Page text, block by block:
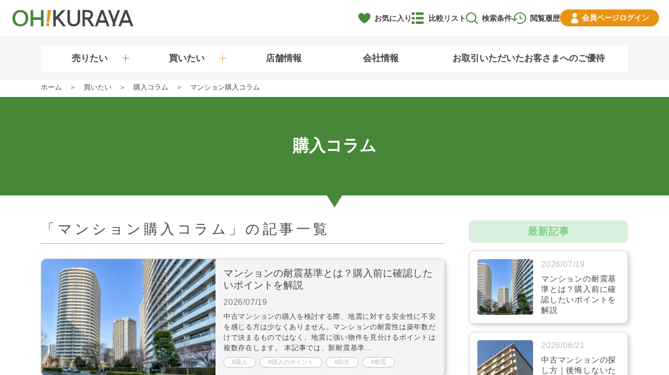
お気に入り 閲覧履歴
比較リスト 検索条件 会員ページログイン
売りたい 買いたい 店舗情報 会社情報 お取引いただいたお客さまへのご優待
ホーム 買いたい 購入コラム マンション購入コラム
購入コラム
「マンション購入コラム」の記事一覧
マンションの耐震基準とは？購入前に確認した
いポイントを解説
2026/07/19
中古マンションの購入を検討する際、地震に対する安全性に不安
を感じる方は少なくありません。マンションの耐震性は築年数だ
けで決まるものではなく、地震に強い物件を見分けるポイントは
複数存在します。 本記事では、新耐震基準…
購入 購入のポイント 防災 耐震
最新記事
2026/07/19
マンションの耐震基
準とは？購入前に確
認したいポイントを
解説
2026/06/21
中古マンションの探
し方｜後悔しないた